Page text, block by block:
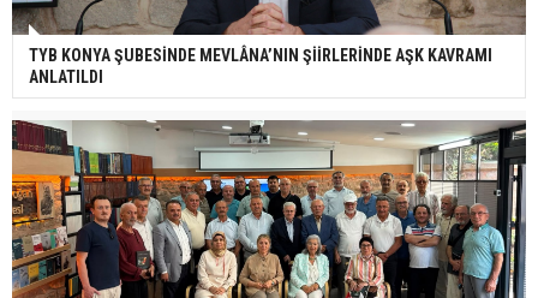
TYB KONYA ŞUBESİNDE MEVLÂNA’NIN ŞİİRLERİNDE AŞK KAVRAMI
ANLATILDI